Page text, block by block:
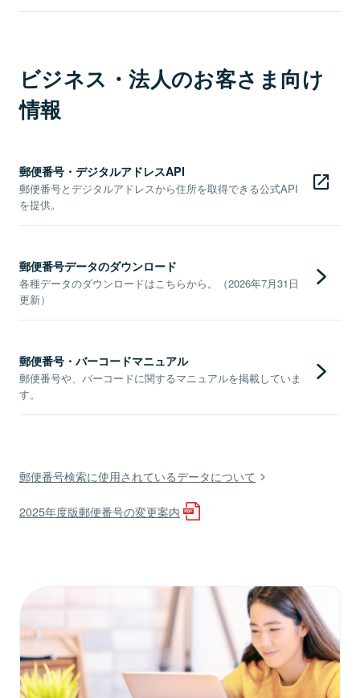
ビジネス・法人のお客さま向け
情報
郵便番号・デジタルアドレスAPI
郵便番号とデジタルアドレスから住所を取得できる公式API
を提供。
郵便番号データのダウンロード
各種データのダウンロードはこちらから。（2026年7月31日
更新）
郵便番号・バーコードマニュアル
郵便番号や、バーコードに関するマニュアルを掲載していま
す。
郵便番号検索に使用されているデータについて
2025年度版郵便番号の変更案内